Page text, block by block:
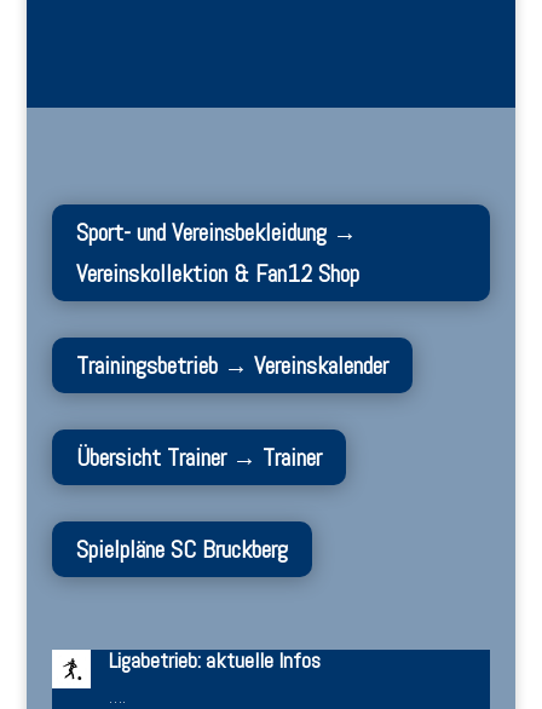
Sport- und Vereinsbekleidung →
Vereinskollektion & Fan12 Shop
Trainingsbetrieb → Vereinskalender
Übersicht Trainer → Trainer
Spielpläne SC Bruckberg
Ligabetrieb: aktuelle Infos
….